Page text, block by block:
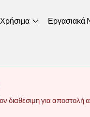
Χρήσιμα Εργασιακά
διαθέσιμη για αποστολή